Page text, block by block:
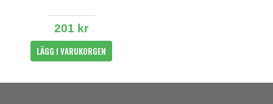
201 kr
LÄGG I VARUKORGEN